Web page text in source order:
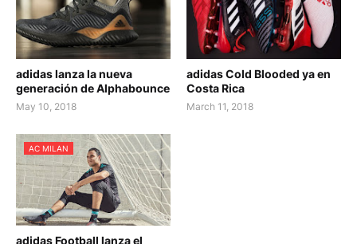
adidas lanza la nueva
generación de Alphabounce
May 10, 2018
adidas Cold Blooded ya en
Costa Rica
March 11, 2018
AC MILAN
adidas Football lanza el